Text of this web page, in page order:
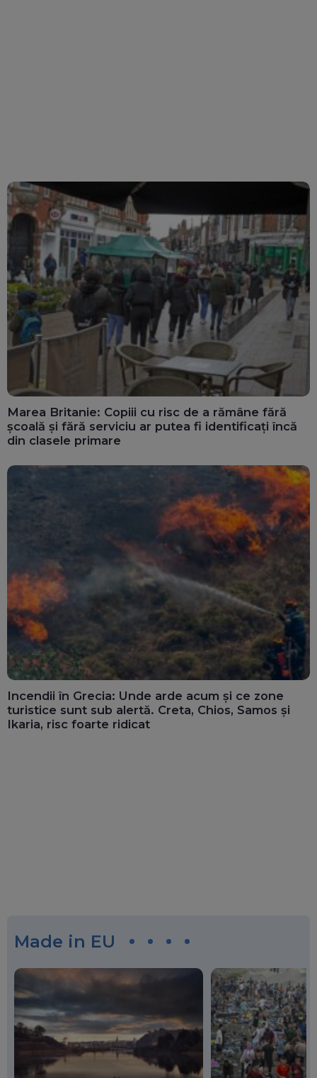
Marea Britanie: Copiii cu risc de a rămâne fără
școală și fără serviciu ar putea fi identificați încă
din clasele primare
Incendii în Grecia: Unde arde acum și ce zone
turistice sunt sub alertă. Creta, Chios, Samos și
Ikaria, risc foarte ridicat
Made in EU